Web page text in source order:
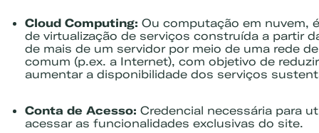
Cloud Computing: Ou computação em nuvem,
de virtualização de serviços construída a partir
de mais de um servidor por meio de uma rede
comum (p.ex. a Internet), com objetivo de
aumentar a disponibilidade dos serviços
Conta de Acesso: Credencial necessária para
acessar as funcionalidades exclusivas do site.